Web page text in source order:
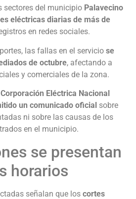
sectores del municipio Palavecino
eléctricas diarias de más de
en redes sociales.
las fallas en el servicio se
de octubre, afectando a
y comerciales de la zona.
Corporación Eléctrica Nacional
un comunicado oficial sobre
ni sobre las causas de los
en el municipio.
se presentan
horarios
señalan que los cortes